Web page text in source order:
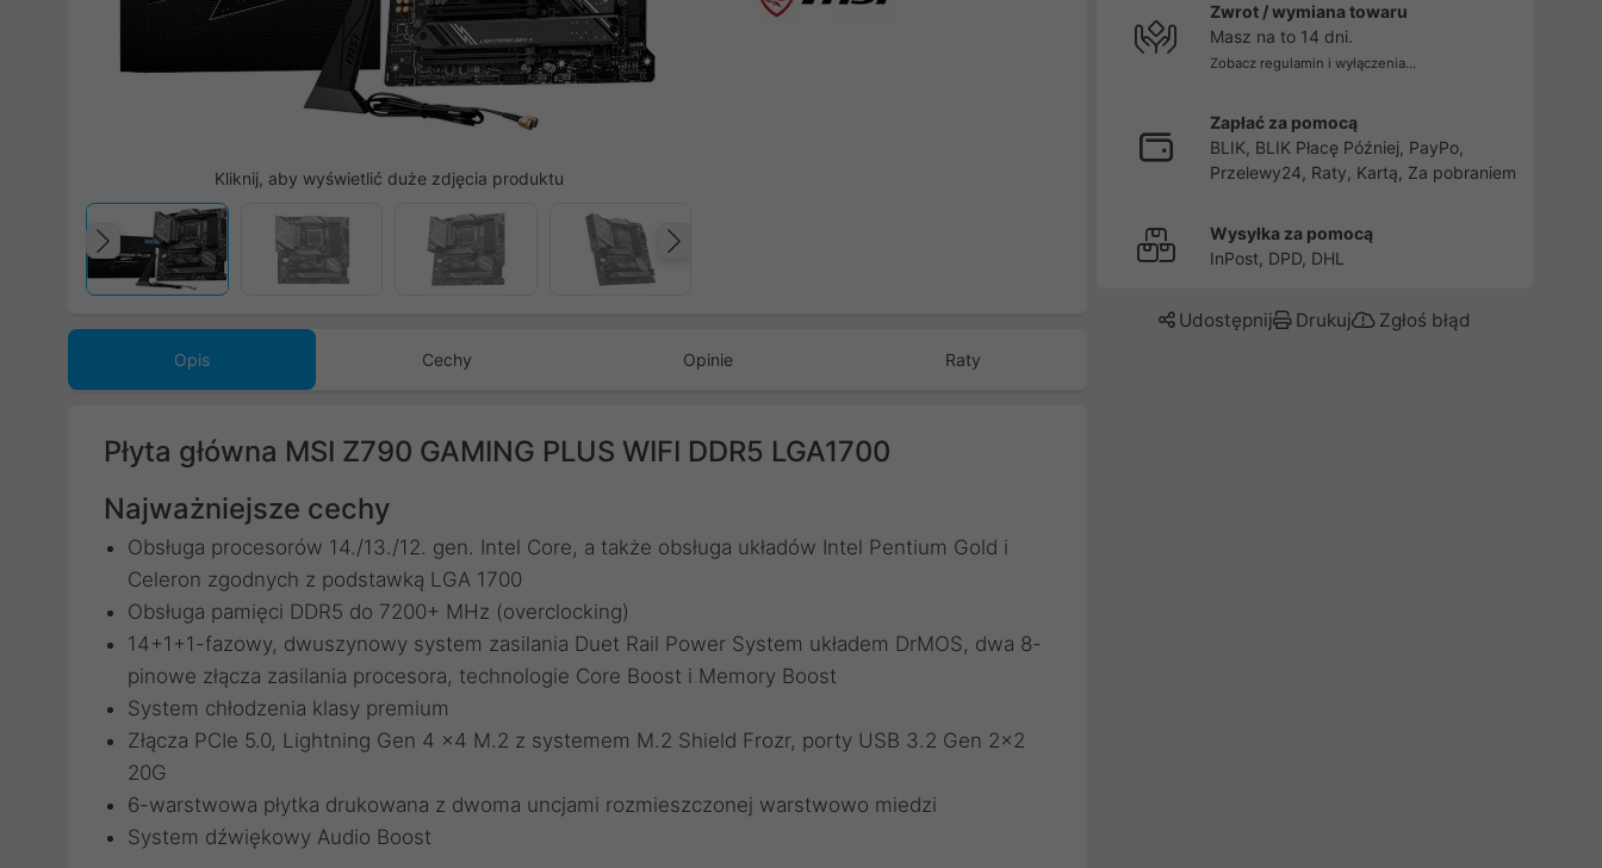
Kliknij, aby wyświetlić duże zdjęcia produktu
Poprzedni
Opis Cechy Opinie Raty
Płyta główna MSI Z790 GAMING PLUS WIFI DDR5 LGA1700
Najważniejsze cechy
Obsługa procesorów 14./13./12. gen. Intel Core, a także obsługa układów Intel Pentium Gold i
Celeron zgodnych z podstawką LGA 1700
Obsługa pamięci DDR5 do 7200+ MHz (overclocking)
14+1+1-fazowy, dwuszynowy system zasilania Duet Rail Power System układem DrMOS, dwa 8-
pinowe złącza zasilania procesora, technologie Core Boost i Memory Boost
System chłodzenia klasy premium
Złącza PCIe 5.0, Lightning Gen 4 x4 M.2 z systemem M.2 Shield Frozr, porty USB 3.2 Gen 2x2
20G
6-warstwowa płytka drukowana z dwoma uncjami rozmieszczonej warstwowo miedzi
System dźwiękowy Audio Boost
Zwrot / wymiana towaru
Masz na to 14 dni.
Zobacz regulamin i wyłączenia...
Zapłać za pomocą
BLIK, BLIK Płacę Później, PayPo,
Przelewy24, Raty, Kartą, Za pobraniem
Wysyłka za pomocą
InPost, DPD, DHL
Udostępnij Drukuj Zgłoś błąd